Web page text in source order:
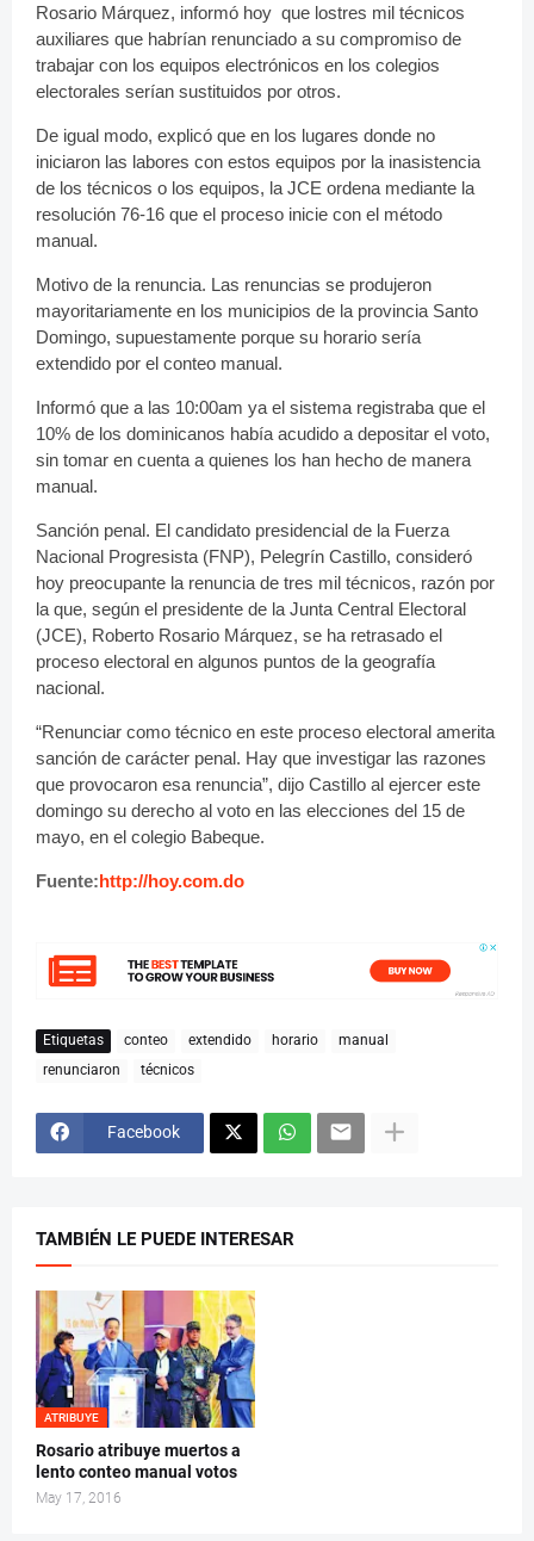
Rosario Márquez, informó hoy que lostres mil técnicos
auxiliares que habrían renunciado a su compromiso de
trabajar con los equipos electrónicos en los colegios
electorales serían sustituidos por otros.
De igual modo, explicó que en los lugares donde no
iniciaron las labores con estos equipos por la inasistencia
de los técnicos o los equipos, la JCE ordena mediante la
resolución 76-16 que el proceso inicie con el método
manual.
Motivo de la renuncia. Las renuncias se produjeron
mayoritariamente en los municipios de la provincia Santo
Domingo, supuestamente porque su horario sería
extendido por el conteo manual.
Informó que a las 10:00am ya el sistema registraba que el
10% de los dominicanos había acudido a depositar el voto,
sin tomar en cuenta a quienes los han hecho de manera
manual.
Sanción penal. El candidato presidencial de la Fuerza
Nacional Progresista (FNP), Pelegrín Castillo, consideró
hoy preocupante la renuncia de tres mil técnicos, razón por
la que, según el presidente de la Junta Central Electoral
(JCE), Roberto Rosario Márquez, se ha retrasado el
proceso electoral en algunos puntos de la geografía
nacional.
“Renunciar como técnico en este proceso electoral amerita
sanción de carácter penal. Hay que investigar las razones
que provocaron esa renuncia”, dijo Castillo al ejercer este
domingo su derecho al voto en las elecciones del 15 de
mayo, en el colegio Babeque.
Fuente:http://hoy.com.do
Etiquetas conteo extendido horario
manual
renunciaron
técnicos
Facebook
TAMBIÉN LE PUEDE INTERESAR
ATRIBUYE
Rosario atribuye muertos a
lento conteo manual votos
May 17, 2016